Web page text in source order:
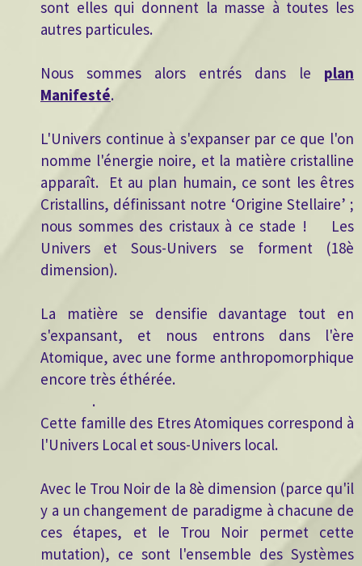
sont elles qui donnent la masse à toutes les
autres particules.
Nous sommes alors entrés dans le plan
Manifesté.
L'Univers continue à s'expanser par ce que l'on
nomme l'énergie noire, et la matière cristalline
apparaît. Et au plan humain, ce sont les êtres
Cristallins, définissant notre ‘Origine Stellaire’ ;
nous sommes des cristaux à ce stade ! Les
Univers et Sous-Univers se forment (18è
dimension).
La matière se densifie davantage tout en
s'expansant, et nous entrons dans l'ère
Atomique, avec une forme anthropomorphique
encore très éthérée.
.
Cette famille des Etres Atomiques correspond à
l'Univers Local et sous-Univers local.
Avec le Trou Noir de la 8è dimension (parce qu'il
y a un changement de paradigme à chacune de
ces étapes, et le Trou Noir permet cette
mutation), ce sont l'ensemble des Systèmes